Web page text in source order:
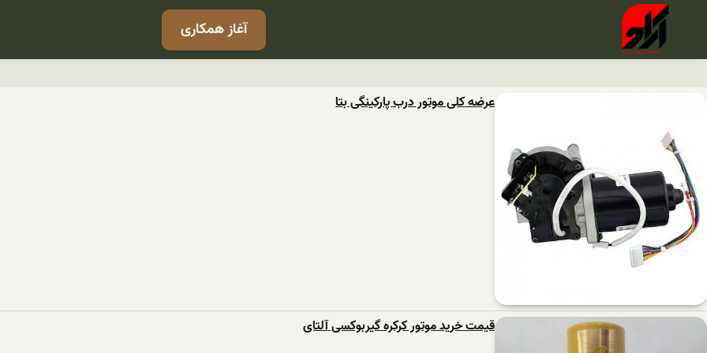
آغاز همکاری
عرضه کلی موتور درب پارکینگی بتا
قیمت خرید موتور کرکره گیربوکسی آلتای